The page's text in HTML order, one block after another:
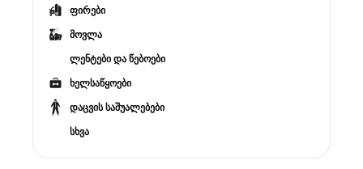
ფირები
მოვლა
ლენტები და წებოები
ხელსაწყოები
დაცვის საშუალებები
სხვა